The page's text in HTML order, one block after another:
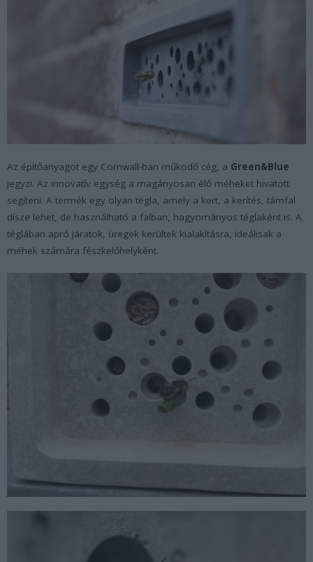
Az építőanyagot egy Cornwall-ban működő cég, a Green&Blue
jegyzi. Az innovatív egység a magányosan élő méheket hivatott
segíteni. A termék egy olyan tégla, amely a kert, a kerítés, támfal
dísze lehet, de használható a falban, hagyományos téglaként is. A
téglában apró járatok, üregek kerültek kialakításra, ideálisak a
méhek számára fészkelőhelyként.